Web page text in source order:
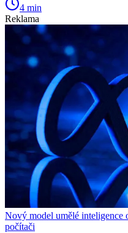
4 min
Reklama
Nový model umělé inteligence
počítači